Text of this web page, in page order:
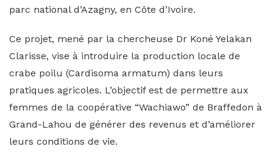
parc national d’Azagny, en Côte d’Ivoire.
Ce projet, mené par la chercheuse Dr Koné Yelakan
Clarisse, vise à introduire la production locale de
crabe poilu (Cardisoma armatum) dans leurs
pratiques agricoles. L’objectif est de permettre aux
femmes de la coopérative “Wachiawo” de Braffedon à
Grand-Lahou de générer des revenus et d’améliorer
leurs conditions de vie.